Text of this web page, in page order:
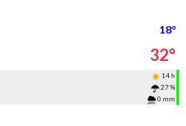
18°
32°
14 h
27 %
0 mm